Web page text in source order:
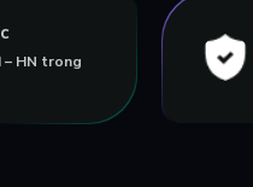
– HN trong